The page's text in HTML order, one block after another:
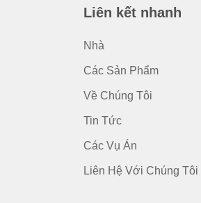
Liên kết nhanh
Nhà
Các Sản Phẩm
Về Chúng Tôi
Tin Tức
Các Vụ Án
Liên Hệ Với Chúng Tôi